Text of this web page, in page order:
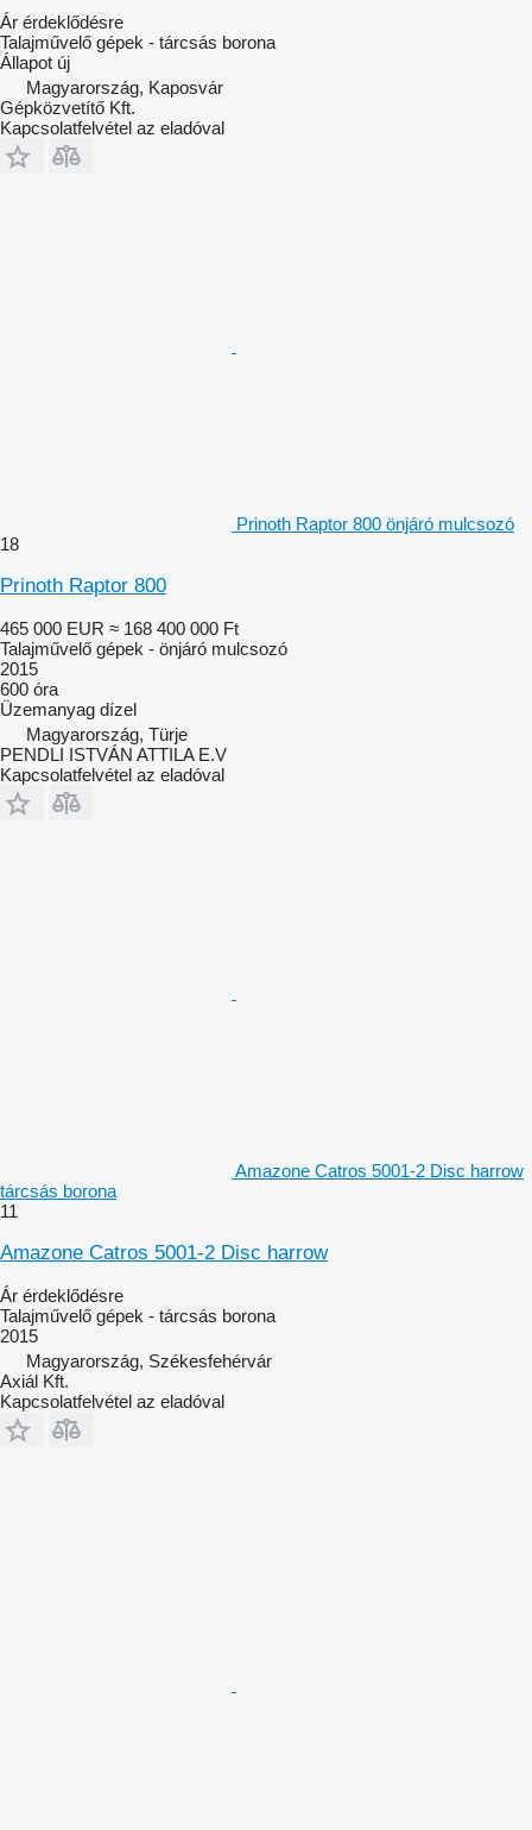
Ár érdeklődésre
Talajművelő gépek - tárcsás borona
Állapot új
Magyarország, Kaposvár
Gépközvetítő Kft.
Kapcsolatfelvétel az eladóval
Prinoth Raptor 800 önjáró mulcsozó
18
Prinoth Raptor 800
465 000 EUR ≈ 168 400 000 Ft
Talajművelő gépek - önjáró mulcsozó
2015
600 óra
Üzemanyag dízel
Magyarország, Türje
PENDLI ISTVÁN ATTILA E.V
Kapcsolatfelvétel az eladóval
Amazone Catros 5001-2 Disc harrow
tárcsás borona
11
Amazone Catros 5001-2 Disc harrow
Ár érdeklődésre
Talajművelő gépek - tárcsás borona
2015
Magyarország, Székesfehérvár
Axiál Kft.
Kapcsolatfelvétel az eladóval